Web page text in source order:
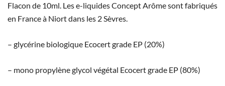
Flacon de 10ml. Les e-liquides Concept Arôme sont fabriqués
en France à Niort dans les 2 Sèvres.
– glycérine biologique Ecocert grade EP (20%)
– mono propylène glycol végétal Ecocert grade EP (80%)